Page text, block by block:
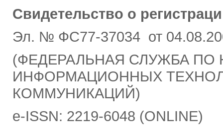
Свидетельство о
Эл. № ФС77-37034 от
(ФЕДЕРАЛЬНАЯ СЛУЖБА ПО
ИНФОРМАЦИОННЫХ
КОММУНИКАЦИЙ)
e-ISSN: 2219-6048 (ONLINE)